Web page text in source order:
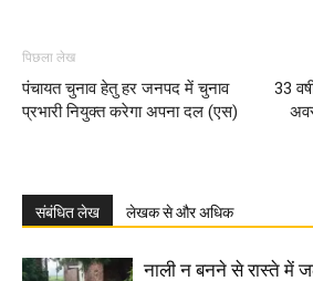
पिछला लेख
पंचायत चुनाव हेतु हर जनपद में चुनाव
प्रभारी नियुक्त करेगा अपना दल (एस)
33
संबंधित लेख लेखक से और अधिक
नाली न बनने से रास्ते में